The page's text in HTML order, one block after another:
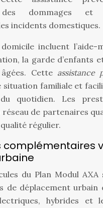
des dommages
incidents domestiques.
incluent l’aide-
la garde d’enfants
Cette assistance
situation familiale et
quotidien. Les
réseau de partenaires
qualité régulier.
complémentaires
du Plan Modul AXA
de déplacement
hybrides et